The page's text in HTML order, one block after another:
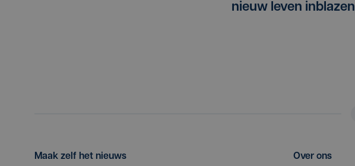
nieuw leven inblazen
Maak zelf het nieuws Over ons